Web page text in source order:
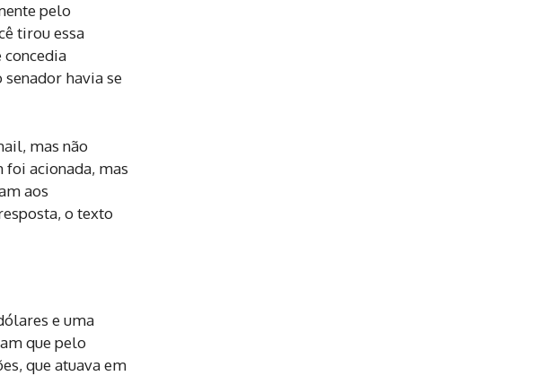
pelo
tirou essa
concedia
havia se
mas não
acionada, mas
aos
o texto
e uma
que pelo
que atuava em